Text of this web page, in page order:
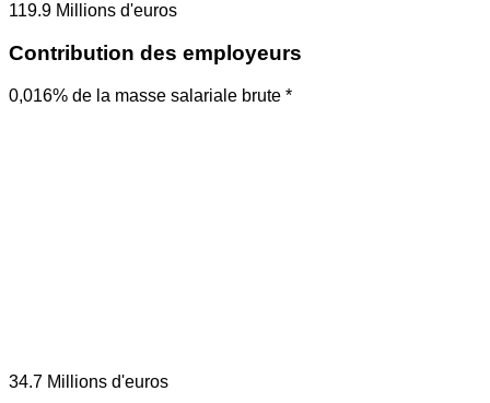
119.9 Millions d'euros
Contribution des employeurs
0,016% de la masse salariale brute *
34.7 Millions d'euros